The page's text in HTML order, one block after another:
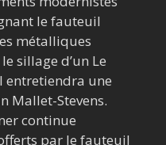
le fauteuil
métalliques
sillage d’un Le
entretiendra une
Mallet-Stevens.
continue
par le fauteuil